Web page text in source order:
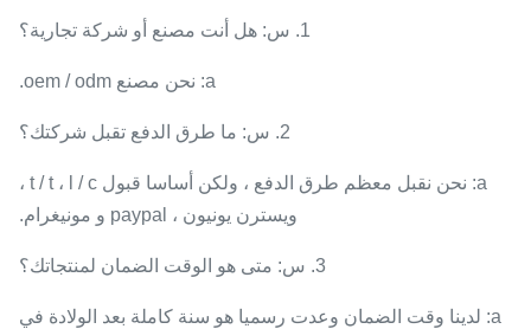
1. س: هل أنت مصنع أو شركة تجارية؟
a: نحن مصنع oem / odm.
2. س: ما طرق الدفع تقبل شركتك؟
a: نحن نقبل معظم طرق الدفع ، ولكن أساسا قبول t / t ، l / c ،
ويسترن يونيون ، paypal و مونيغرام.
3. س: متى هو الوقت الضمان لمنتجاتك؟
a: لدينا وقت الضمان وعدت رسميا هو سنة كاملة بعد الولادة في